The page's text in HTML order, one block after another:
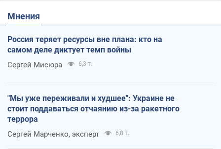
Мнения
Россия теряет ресурсы вне плана: кто на
самом деле диктует темп войны
Сергей Мисюра 6,3 т.
"Мы уже переживали и худшее": Украине не
стоит поддаваться отчаянию из-за ракетного
террора
Сергей Марченко, эксперт 6,8 т.